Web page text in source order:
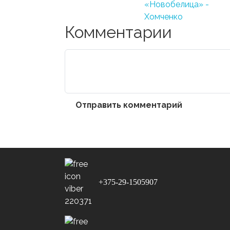
«Новобелица» -
Хомченко
Комментарии
Отправить комментарий
+375-29-1505907